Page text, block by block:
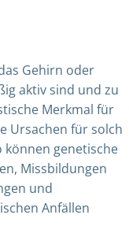
Gehirn oder
aktiv sind und zu
Merkmal für
Ursachen für solch
können genetische
Missbildungen
und
Anfällen